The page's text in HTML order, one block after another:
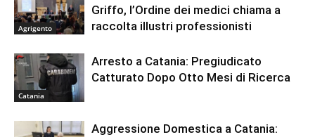
Agrigento
Griffo, l’Ordine dei medici chiama a
raccolta illustri professionisti
Catania
Arresto a Catania: Pregiudicato
Catturato Dopo Otto Mesi di Ricerca
Aggressione Domestica a Catania: